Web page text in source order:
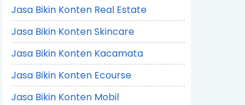
Jasa Bikin Konten Real Estate
Jasa Bikin Konten Skincare
Jasa Bikin Konten Kacamata
Jasa Bikin Konten Ecourse
Jasa Bikin Konten Mobil